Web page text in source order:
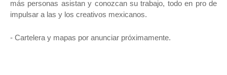
más personas asistan y conozcan su trabajo, todo en pro de
impulsar a las y los creativos mexicanos.
- Cartelera y mapas por anunciar próximamente.